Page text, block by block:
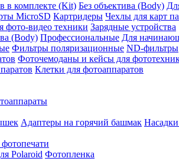
в комплекте (Kit) Без объектива (Body)
MicroSD Картридеры Чехлы для карт
фото-видео техники Зарядные устройства
(Body) Профессиональные Для
Фильтры поляризационные ND-фильтры
Фоточемоданы и кейсы для
Клетки для фотоаппаратов
Адаптеры на горячий башмак
Polaroid Фотопленка